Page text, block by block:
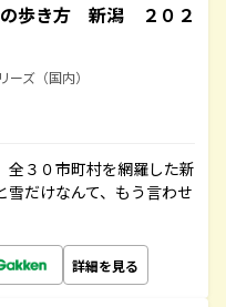
歩き方 新潟 ２０２
ズ（国内）
全３０市町村を網羅した新
だけなんて、もう言わせ
詳細を見る